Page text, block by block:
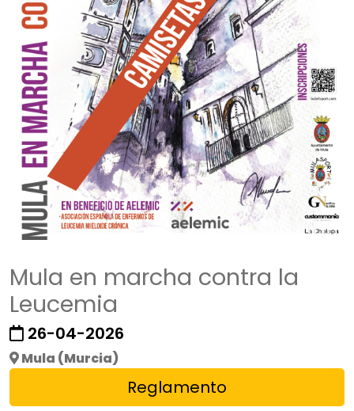
Mula en marcha contra la
Leucemia
26-04-2026
Mula (Murcia)
Reglamento